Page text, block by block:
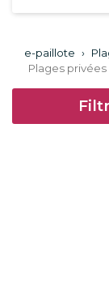
e-paillote ›
Plages privées